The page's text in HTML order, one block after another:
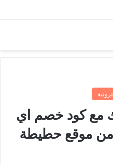
مع كود خصم اي
موقع حطيطة